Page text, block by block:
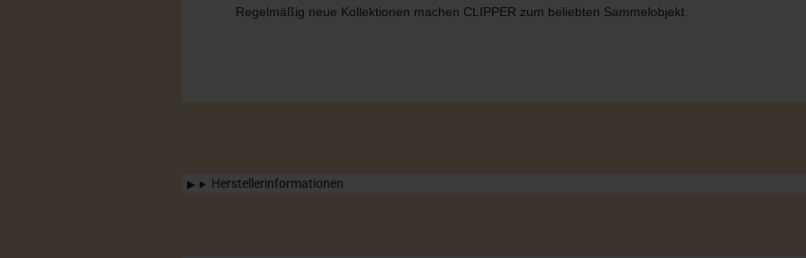
Regelmäßig neue Kollektionen machen CLIPPER zum beliebten Sammelobjekt.
Herstellerinformationen